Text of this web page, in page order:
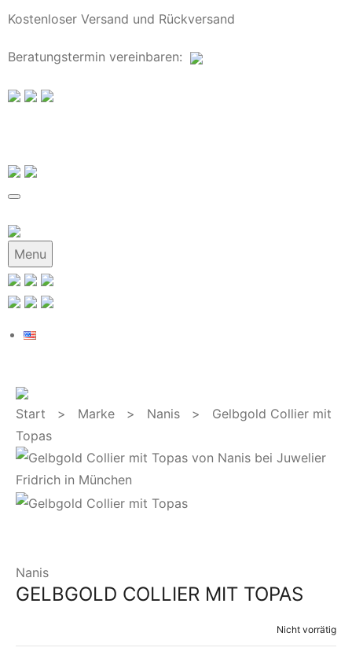
Kostenloser Versand und Rückversand
Beratungstermin vereinbaren:
Menu
Start > Marke > Nanis > Gelbgold Collier mit
Topas
Nanis
GELBGOLD COLLIER MIT TOPAS
Nicht vorrätig